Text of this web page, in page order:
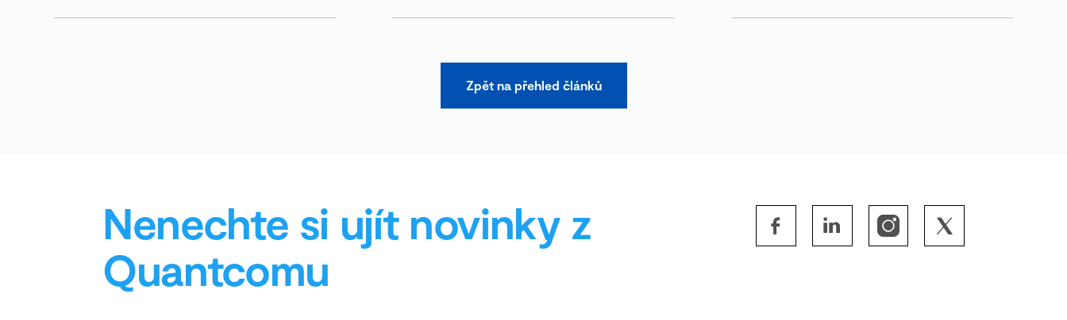
Zpět na přehled článků
Nenechte si ujít novinky z
Quantcomu